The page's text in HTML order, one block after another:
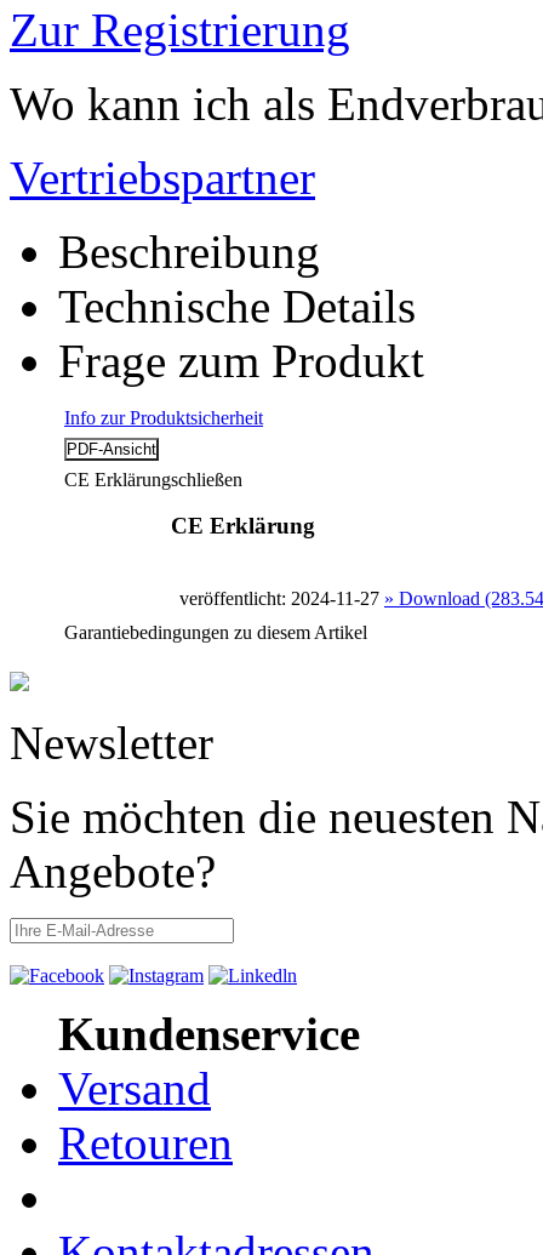
Zur Registrierung
Wo kann ich als
Vertriebspartner
Beschreibung
Technische Details
Frage zum Produkt
Info zur Produktsicherheit
CE Erklärungschließen
CE Erklärung
veröffentlicht: 2024-11-27 » Download
Garantiebedingungen zu diesem Artikel
Newsletter
Sie möchten die neuesten
Angebote?
Kundenservice
Versand
Retouren